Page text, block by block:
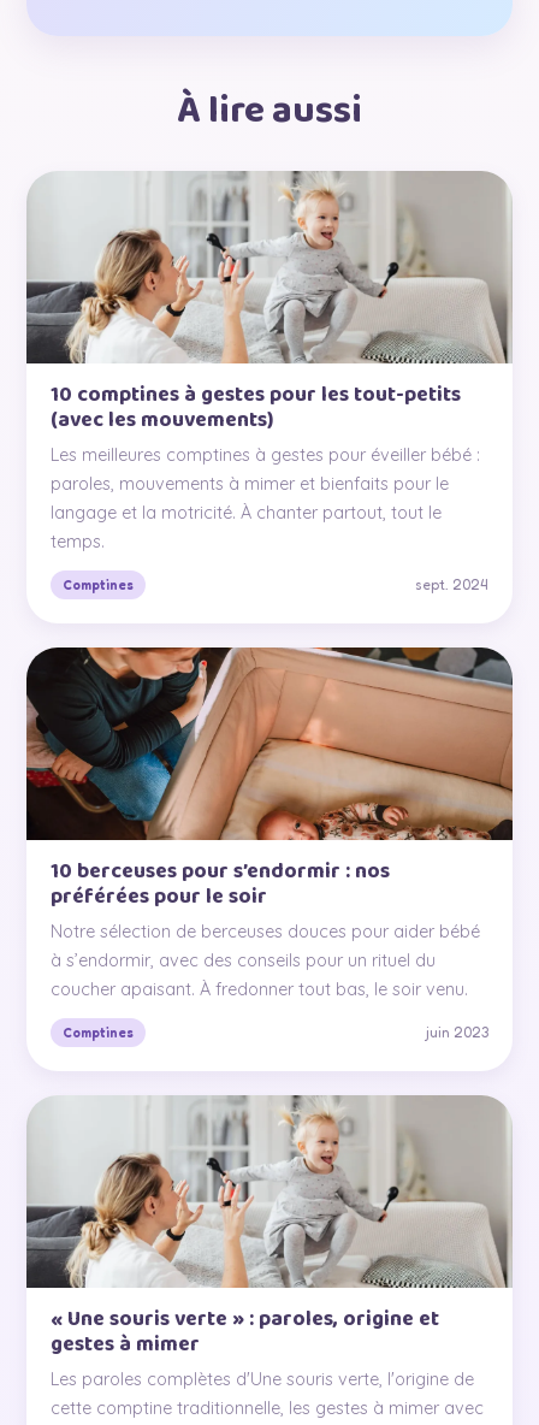
À lire aussi
10 comptines à gestes pour les tout-petits
(avec les mouvements)
Les meilleures comptines à gestes pour éveiller bébé :
paroles, mouvements à mimer et bienfaits pour le
langage et la motricité. À chanter partout, tout le
temps.
Comptines sept. 2024
10 berceuses pour s’endormir : nos
préférées pour le soir
Notre sélection de berceuses douces pour aider bébé
à s’endormir, avec des conseils pour un rituel du
coucher apaisant. À fredonner tout bas, le soir venu.
Comptines juin 2023
« Une souris verte » : paroles, origine et
gestes à mimer
Les paroles complètes d'Une souris verte, l'origine de
cette comptine traditionnelle, les gestes à mimer avec